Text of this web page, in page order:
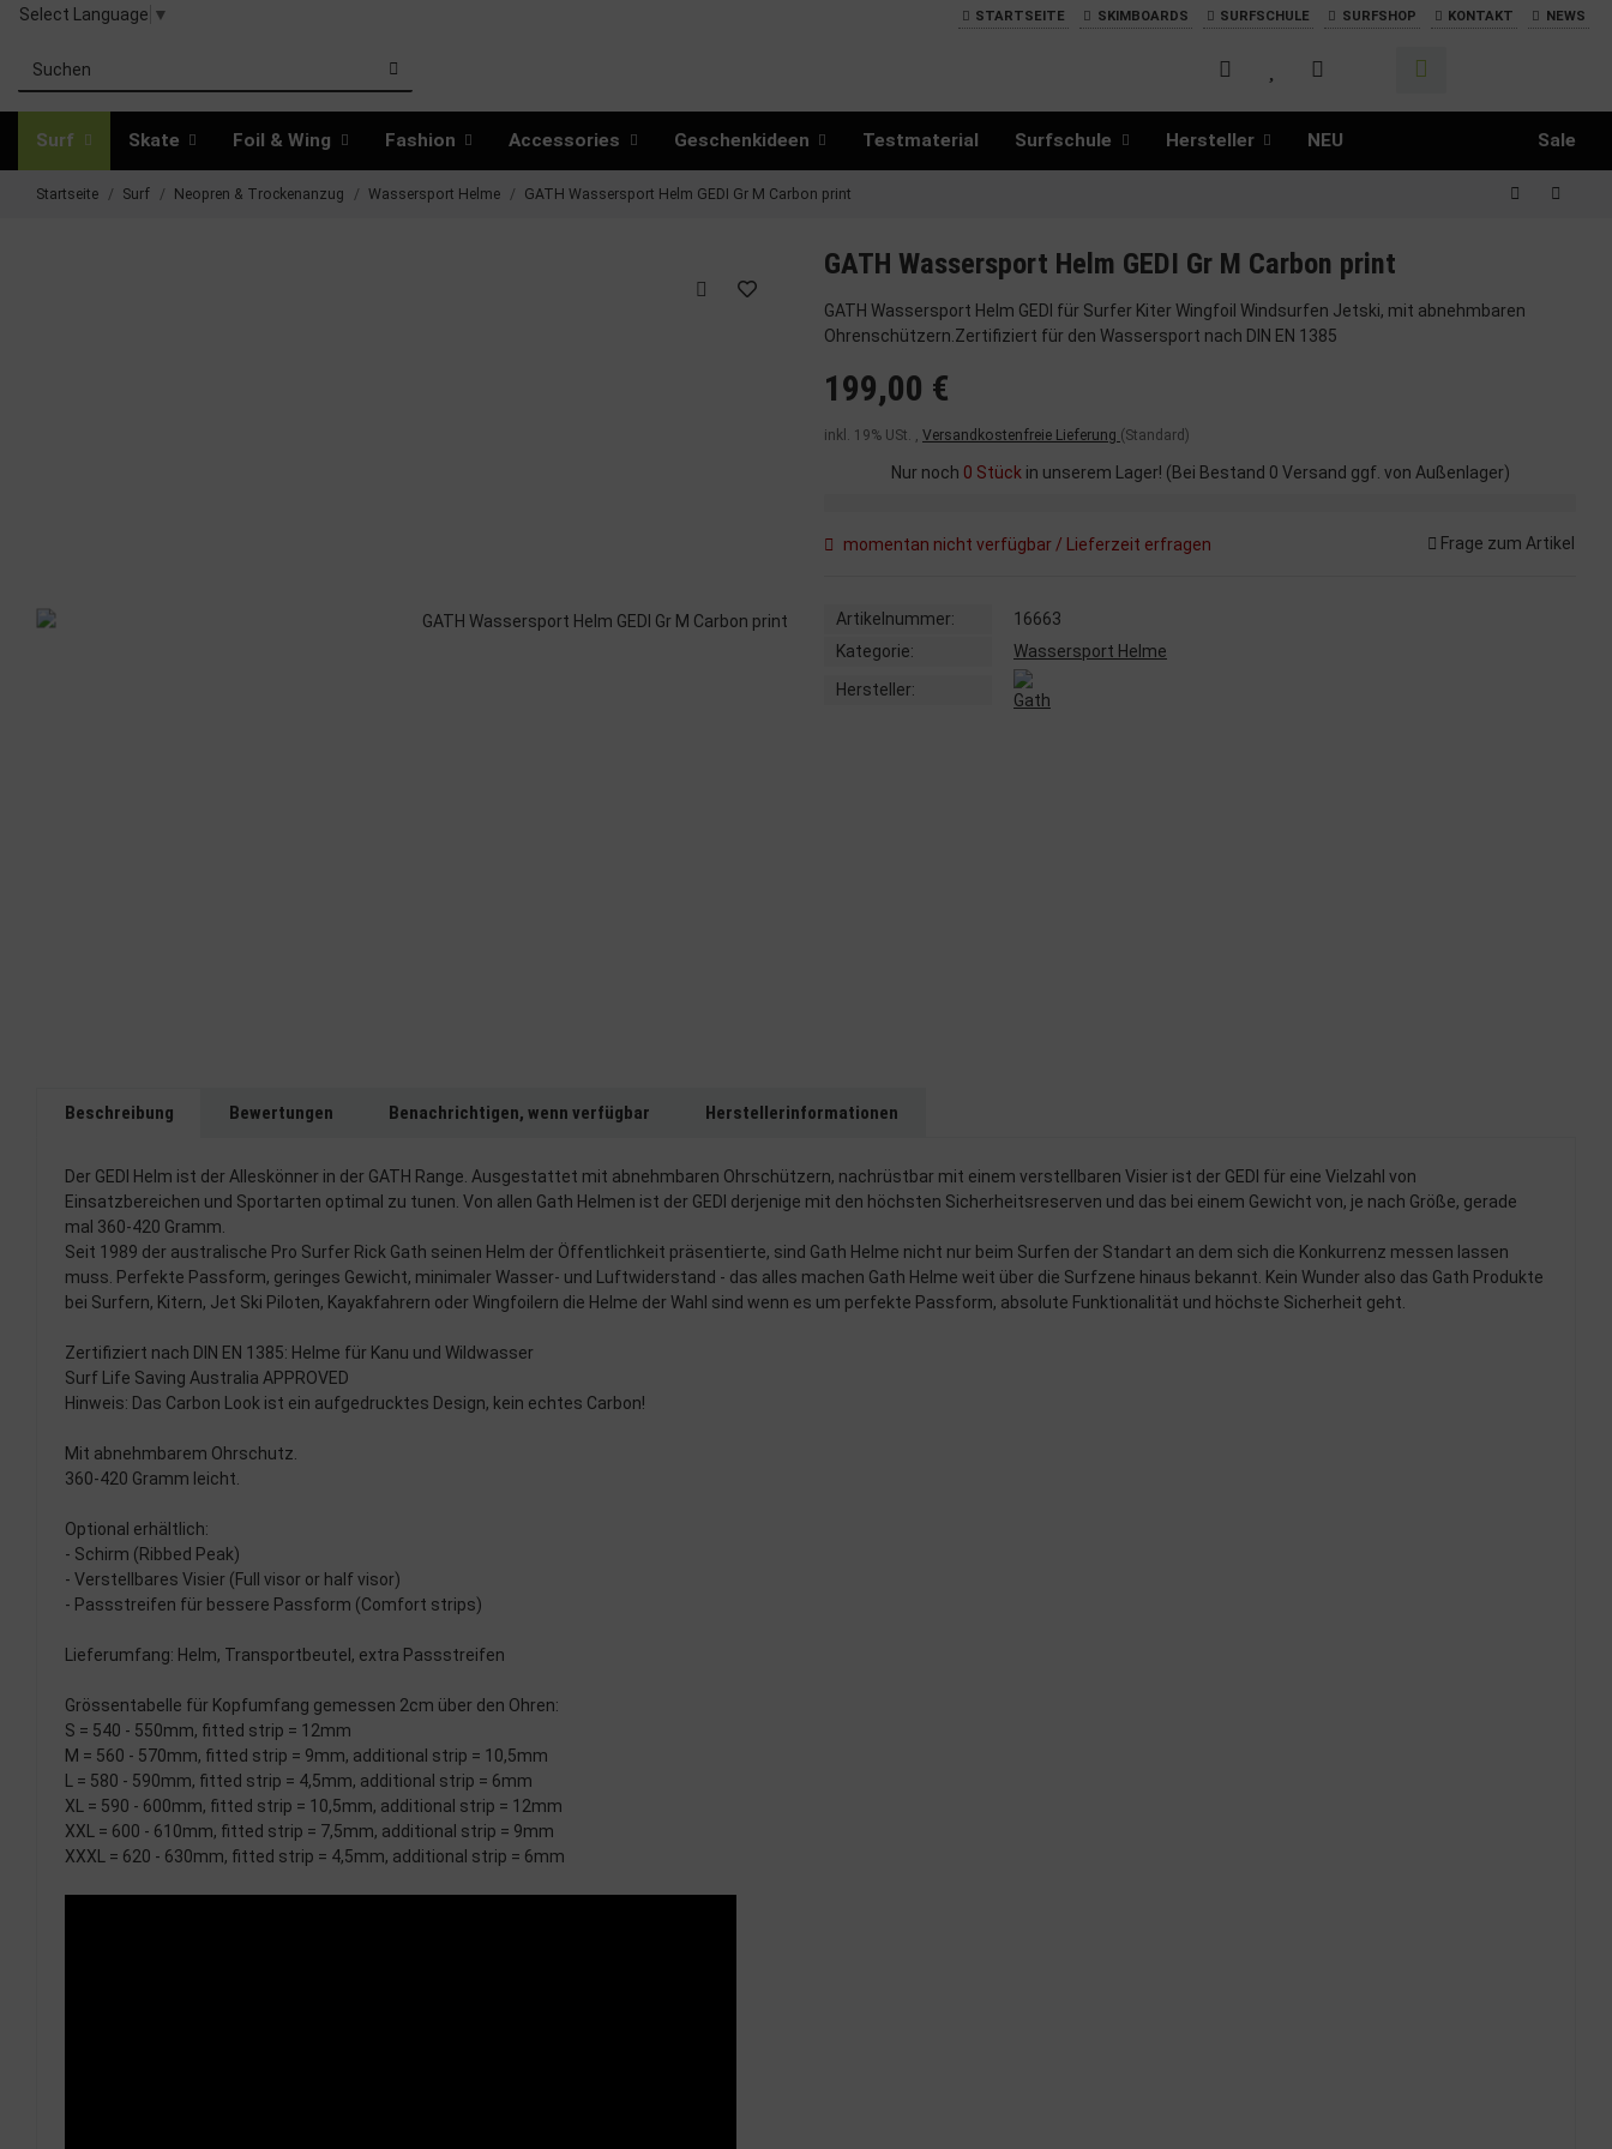
Select Language ▼ STARTSEITE SKIMBOARDS SURFSCHULE SURFSHOP KONTAKT NEWS
Surf Skate Foil & Wing Fashion Accessories Geschenkideen Testmaterial Surfschule Hersteller NEU Sale
Startseite Surf Neopren & Trockenanzug Wassersport Helme GATH Wassersport Helm GEDI Gr M Carbon print
GATH Wassersport Helm GEDI Gr M Carbon print
GATH Wassersport Helm GEDI für Surfer Kiter Wingfoil Windsurfen Jetski, mit abnehmbaren
Ohrenschützern.Zertifiziert für den Wassersport nach DIN EN 1385
199,00 €
inkl. 19% USt. , Versandkostenfreie Lieferung (Standard)
Nur noch 0 Stück in unserem Lager! (Bei Bestand 0 Versand ggf. von Außenlager)
momentan nicht verfügbar / Lieferzeit erfragen Frage zum Artikel
Artikelnummer:
16663
Kategorie:
Wassersport Helme
Hersteller:
Beschreibung Bewertungen Benachrichtigen, wenn verfügbar Herstellerinformationen
Der GEDI Helm ist der Alleskönner in der GATH Range. Ausgestattet mit abnehmbaren Ohrschützern, nachrüstbar mit einem verstellbaren Visier ist der GEDI für eine Vielzahl von
Einsatzbereichen und Sportarten optimal zu tunen. Von allen Gath Helmen ist der GEDI derjenige mit den höchsten Sicherheitsreserven und das bei einem Gewicht von, je nach Größe, gerade
mal 360-420 Gramm.
Seit 1989 der australische Pro Surfer Rick Gath seinen Helm der Öffentlichkeit präsentierte, sind Gath Helme nicht nur beim Surfen der Standart an dem sich die Konkurrenz messen lassen
muss. Perfekte Passform, geringes Gewicht, minimaler Wasser- und Luftwiderstand - das alles machen Gath Helme weit über die Surfzene hinaus bekannt. Kein Wunder also das Gath Produkte
bei Surfern, Kitern, Jet Ski Piloten, Kayakfahrern oder Wingfoilern die Helme der Wahl sind wenn es um perfekte Passform, absolute Funktionalität und höchste Sicherheit geht.
Zertifiziert nach DIN EN 1385: Helme für Kanu und Wildwasser
Surf Life Saving Australia APPROVED
Hinweis: Das Carbon Look ist ein aufgedrucktes Design, kein echtes Carbon!
Mit abnehmbarem Ohrschutz.
360-420 Gramm leicht.
Optional erhältlich:
- Schirm (Ribbed Peak)
- Verstellbares Visier (Full visor or half visor)
- Passstreifen für bessere Passform (Comfort strips)
Lieferumfang: Helm, Transportbeutel, extra Passstreifen
Grössentabelle für Kopfumfang gemessen 2cm über den Ohren:
S = 540 - 550mm, fitted strip = 12mm
M = 560 - 570mm, fitted strip = 9mm, additional strip = 10,5mm
L = 580 - 590mm, fitted strip = 4,5mm, additional strip = 6mm
XL = 590 - 600mm, fitted strip = 10,5mm, additional strip = 12mm
XXL = 600 - 610mm, fitted strip = 7,5mm, additional strip = 9mm
XXXL = 620 - 630mm, fitted strip = 4,5mm, additional strip = 6mm